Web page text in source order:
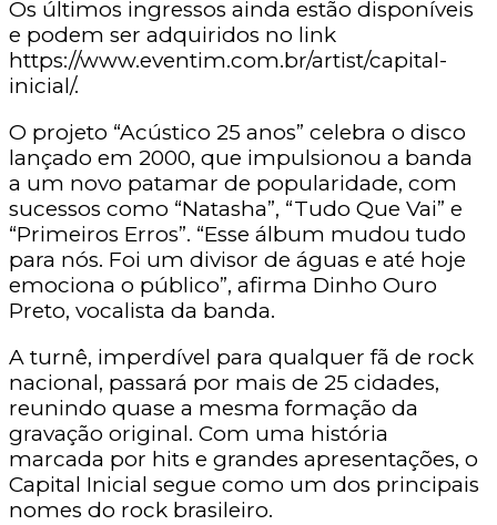
Os últimos ingressos ainda estão disponíveis
e podem ser adquiridos no link
https://www.eventim.com.br/artist/capital-
inicial/.
O projeto “Acústico 25 anos” celebra o disco
lançado em 2000, que impulsionou a banda
a um novo patamar de popularidade, com
sucessos como “Natasha”, “Tudo Que Vai” e
“Primeiros Erros”. “Esse álbum mudou tudo
para nós. Foi um divisor de águas e até hoje
emociona o público”, afirma Dinho Ouro
Preto, vocalista da banda.
A turnê, imperdível para qualquer fã de rock
nacional, passará por mais de 25 cidades,
reunindo quase a mesma formação da
gravação original. Com uma história
marcada por hits e grandes apresentações, o
Capital Inicial segue como um dos principais
nomes do rock brasileiro.